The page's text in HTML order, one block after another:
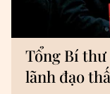
Tổng Bí
lãnh đạo